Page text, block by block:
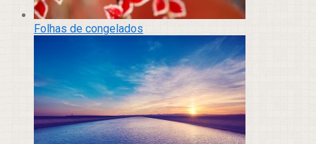
Folhas de congelados